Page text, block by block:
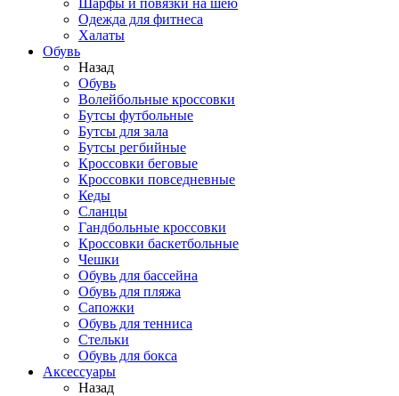
Шарфы и повязки на шею
Одежда для фитнеса
Халаты
Обувь
Назад
Обувь
Волейбольные кроссовки
Бутсы футбольные
Бутсы для зала
Бутсы регбийные
Кроссовки беговые
Кроссовки повседневные
Кеды
Сланцы
Гандбольные кроссовки
Кроссовки баскетбольные
Чешки
Обувь для бассейна
Обувь для пляжа
Сапожки
Обувь для тенниса
Стельки
Обувь для бокса
Аксессуары
Назад